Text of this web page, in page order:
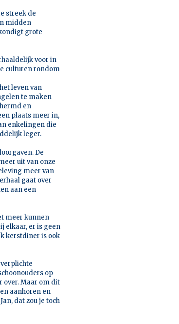
streek de
midden
grote
voor in
culturen rondom
leven van
te maken
en
plaats meer in,
enkelingen die
leger.
De
uit van onze
meer van
gaat over
aan een
meer kunnen
elkaar, er is geen
kerstdiner is ook
op
over. Maar om dit
aanhoren en
dat zou je toch